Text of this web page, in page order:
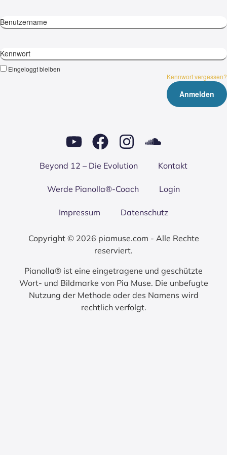
Benutzername
Kennwort
Eingeloggt bleiben
Kennwort vergessen?
Bey­ond 12 – Die Evo­lu­ti­on Kon­takt
Wer­de Pianolla®-Coach Log­in
Impres­sum Daten­schutz
Copyright © 2026 piamuse.com - Alle Rechte
reserviert.
Pianolla® ist eine eingetragene und geschützte
Wort- und Bildmarke von Pia Muse. Die unbefugte
Nutzung der Methode oder des Namens wird
rechtlich verfolgt.